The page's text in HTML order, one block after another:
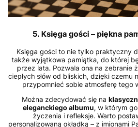
5. Księga gości – piękna
Księga gości to nie tylko praktyczny
także wyjątkowa pamiątka, do której
przez lata. Pozwala ona na zebranie
ciepłych słów od bliskich, dzięki czemu
przypomnieć sobie atmosferę tego
Można zdecydować się na
eleganckiego albumu, w którym
życzenia i refleksje. Warto
personalizowaną okładką – z imionami